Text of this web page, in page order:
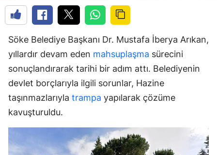
Söke Belediye Başkanı Dr. Mustafa İberya Arıkan,
yıllardır devam eden mahsuplaşma sürecini
sonuçlandırarak tarihi bir adım attı. Belediyenin
devlet borçlarıyla ilgili sorunlar, Hazine
taşınmazlarıyla trampa yapılarak çözüme
kavuşturuldu.